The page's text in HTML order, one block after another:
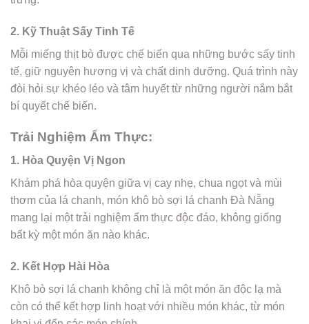
2. Kỹ Thuật Sấy Tinh Tế
Mỗi miếng thịt bò được chế biến qua những bước sấy tinh
tế, giữ nguyên hương vị và chất dinh dưỡng. Quá trình này
đòi hỏi sự khéo léo và tâm huyết từ những người nắm bắt
bí quyết chế biến.
Trải Nghiệm Ẩm Thực:
1. Hòa Quyện Vị Ngon
Khám phá hòa quyện giữa vị cay nhẹ, chua ngọt và mùi
thơm của lá chanh, món khô bò sợi lá chanh Đà Nẵng
mang lại một trải nghiệm ẩm thực độc đáo, không giống
bất kỳ một món ăn nào khác.
2. Kết Hợp Hài Hòa
Khô bò sợi lá chanh không chỉ là một món ăn độc lạ mà
còn có thể kết hợp linh hoạt với nhiều món khác, từ món